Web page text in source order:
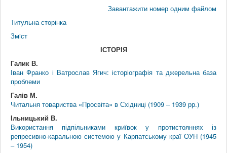
Завантажити номер одним файлом
Титульна сторінка
Змiст
ІСТОРІЯ
Галик В.
Іван Франко і Ватрослав Ягич: історіографія та джерельна база
проблеми
Галів М.
Читальня товариства «Просвіта» в Східниці (1909 – 1939 рр.)
Ільницький В.
Використання підпільниками криївок у протистояннях із
репресивно-каральною системою у Карпатському краї ОУН (1945
– 1954)